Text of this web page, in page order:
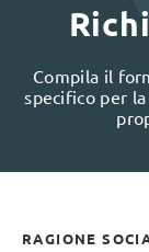
Compila il
specifico per
RAGIONE